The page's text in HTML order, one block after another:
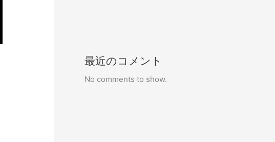
最近のコメント
No comments to show.